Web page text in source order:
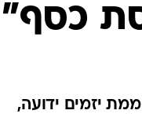
כסף"
סקויה אספו את בוגרי יחידת המודיעין 8200, חממת יזמים ידועה,